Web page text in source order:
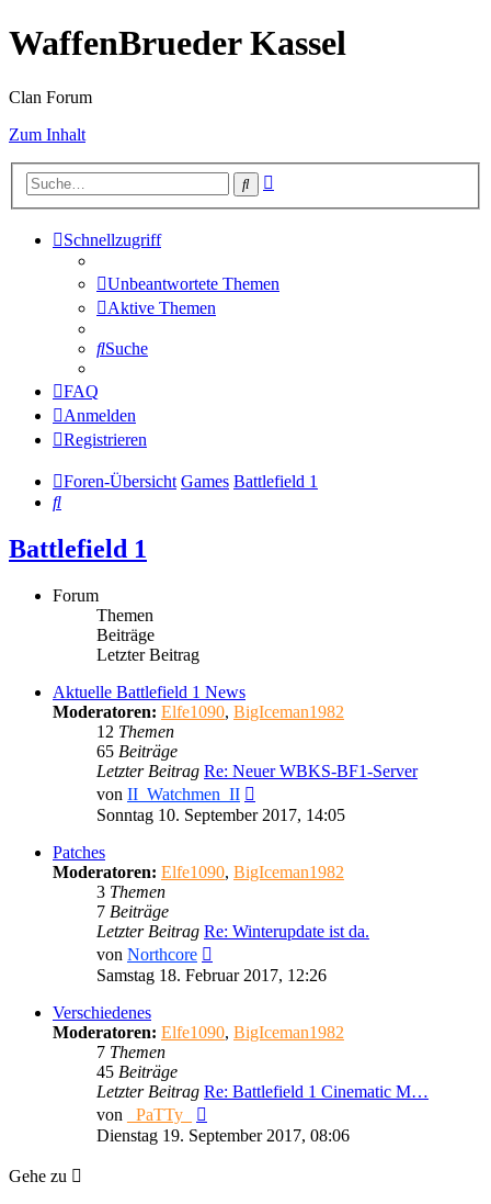
WaffenBrueder Kassel
Clan Forum
Zum Inhalt
Suche
Schnellzugriff
Unbeantwortete Themen
Aktive Themen
Suche
FAQ
Anmelden
Registrieren
Foren-Übersicht Games Battlefield 1
Suche
Battlefield 1
Forum
Themen
Beiträge
Letzter Beitrag
Aktuelle Battlefield 1 News
Moderatoren: Elfe1090, BigIceman1982
12 Themen
65 Beiträge
Letzter Beitrag Re: Neuer WBKS-BF1-Server
von II_Watchmen_II
Beitrag
Sonntag 10. September 2017, 14:05
Patches
Moderatoren: Elfe1090, BigIceman1982
3 Themen
7 Beiträge
Letzter Beitrag Re: Winterupdate ist da.
von Northcore
Beitrag
Samstag 18. Februar 2017, 12:26
Verschiedenes
Moderatoren: Elfe1090, BigIceman1982
7 Themen
45 Beiträge
Letzter Beitrag Re: Battlefield 1 Cinematic M…
von
_PaTTy_
Beitrag
Dienstag 19. September 2017, 08:06
Gehe zu